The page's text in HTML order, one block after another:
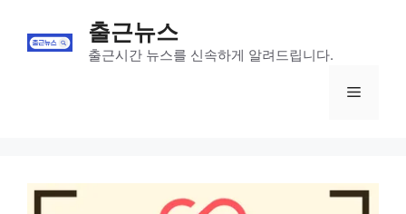
content
출근뉴스
출근시간 뉴스를 신속하게 알려드립니다.
Menu